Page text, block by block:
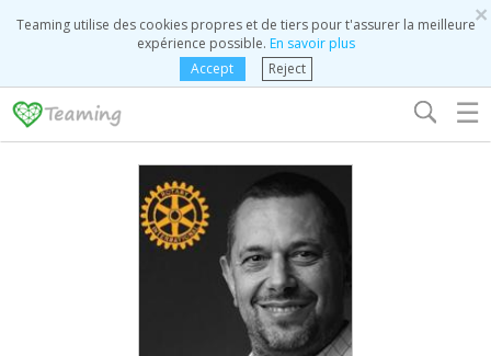
×
Teaming utilise des cookies propres et de tiers pour t'assurer la meilleure
expérience possible. En savoir plus
Accept
Reject
☰